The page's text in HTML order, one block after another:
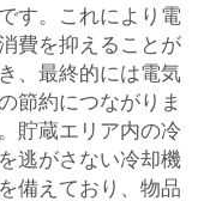
す。これにより電
費を抑えることが
、最終的には電気
節約につながりま
貯蔵エリア内の冷
逃がさない冷却機
備えており、物品